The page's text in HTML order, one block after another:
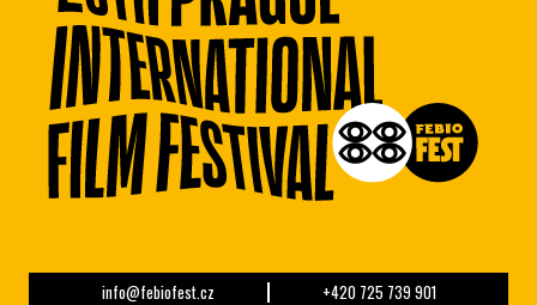
info@febiofest.cz +420 725 739 901